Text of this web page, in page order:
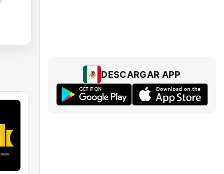
DESCARGAR APP